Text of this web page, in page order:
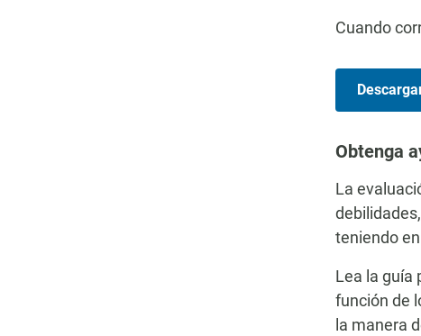
Cuando
Obtenga
La
teniendo
Lea la guía
función de
la manera